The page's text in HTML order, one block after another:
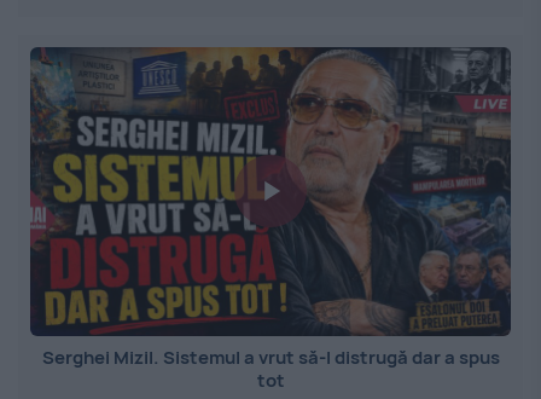
Serghei Mizil. Sistemul a vrut să-l distrugă dar a spus
tot